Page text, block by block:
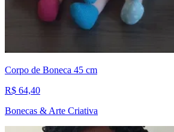
Corpo de Boneca 45 cm
R$ 64,40
Bonecas & Arte Criativa